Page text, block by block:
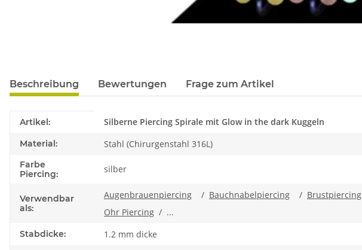
Beschreibung Bewertungen Frage zum Artikel
Produkteigenschaft
Wert
Artikel: Silberne Piercing Spirale mit Glow in the dark Kuggeln
Material: Stahl (Chirurgenstahl 316L)
Farbe
Piercing:
silber
Verwendbar
als:
Augenbrauenpiercing / Bauchnabelpiercing / Brustpiercing
Ohr Piercing / ...
Stabdicke: 1.2 mm dicke